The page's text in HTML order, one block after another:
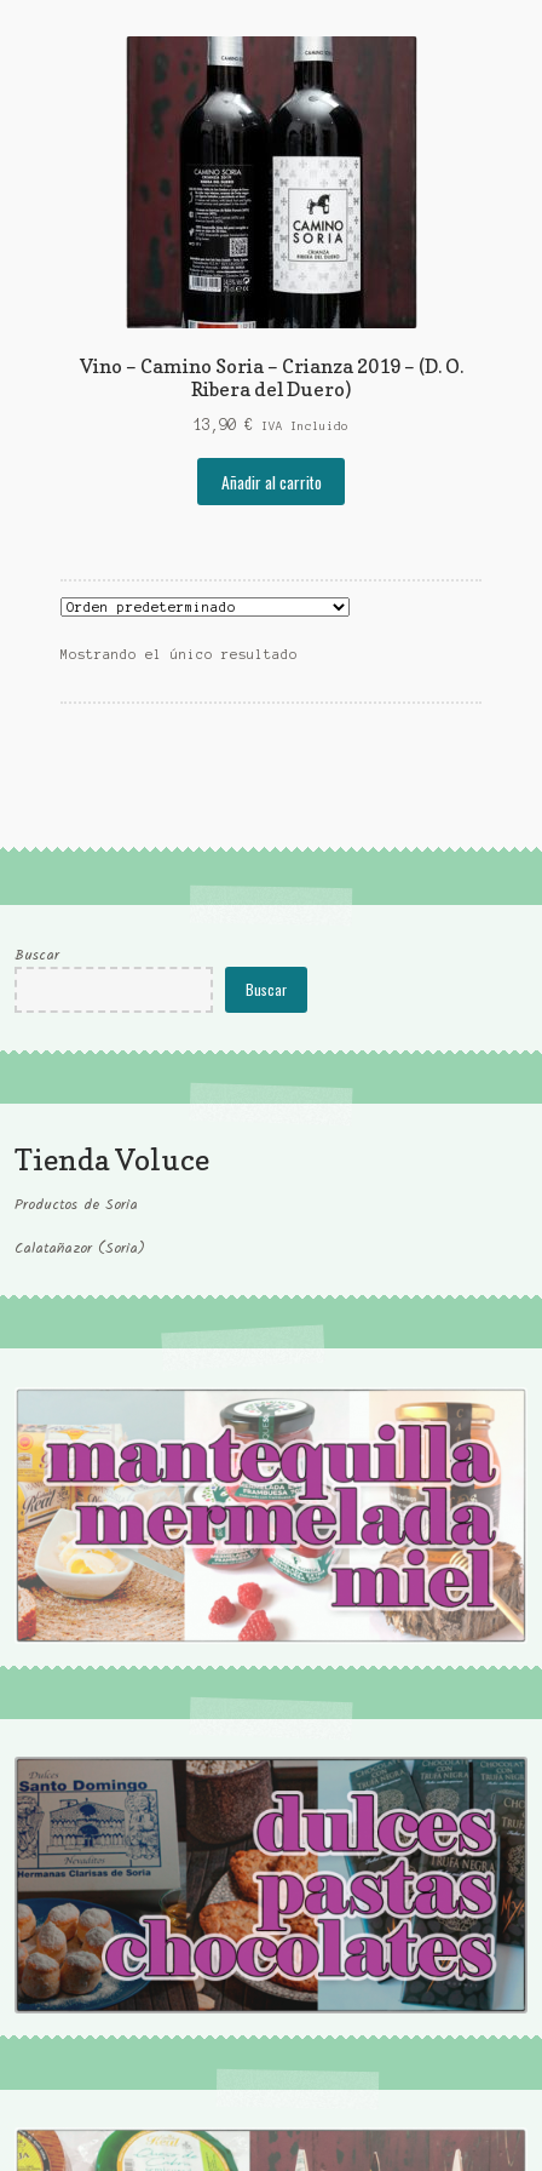
Vino – Camino Soria – Crianza 2019 – (D. O.
Ribera del Duero)
13,90 € IVA Incluido
Añadir al carrito
Mostrando el único resultado
Buscar
Buscar
Tienda Voluce
Productos de Soria
Calatañazor (Soria)